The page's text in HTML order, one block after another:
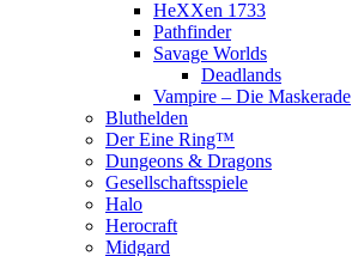
HeXXen 1733
Pathfinder
Savage Worlds
Deadlands
Vampire – Die Maskerade
Bluthelden
Der Eine Ring™
Dungeons & Dragons
Gesellschaftsspiele
Halo
Herocraft
Midgard